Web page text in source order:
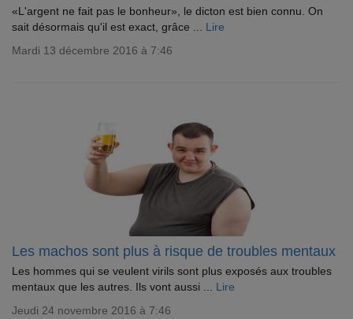
«L'argent ne fait pas le bonheur», le dicton est bien connu. On
sait désormais qu'il est exact, grâce ... Lire
Mardi 13 décembre 2016 à 7:46
Les machos sont plus à risque de troubles mentaux
Les hommes qui se veulent virils sont plus exposés aux troubles
mentaux que les autres. Ils vont aussi ... Lire
Jeudi 24 novembre 2016 à 7:46